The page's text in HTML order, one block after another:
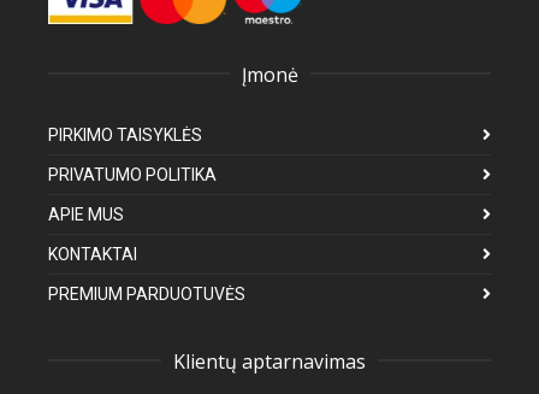
Įmonė
PIRKIMO TAISYKLĖS
PRIVATUMO POLITIKA
APIE MUS
KONTAKTAI
PREMIUM PARDUOTUVĖS
Klientų aptarnavimas